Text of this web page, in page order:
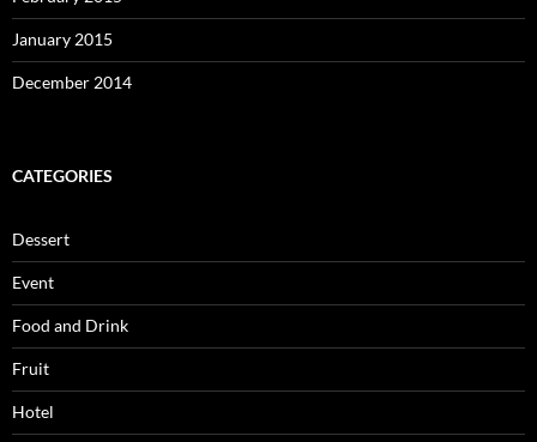
January 2015
December 2014
CATEGORIES
Dessert
Event
Food and Drink
Fruit
Hotel